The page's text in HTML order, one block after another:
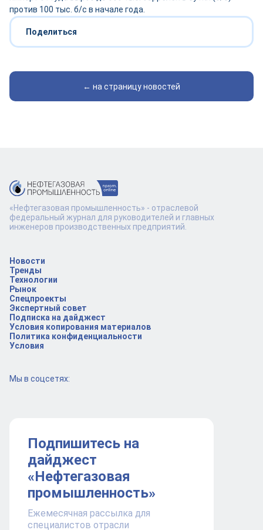
против 100 тыс. б/с в начале года.
Поделиться
← на страницу новостей
Новости
Тренды
Технологии
Рынок
Спецпроекты
Экспертный совет
Подписка на дайджест
Условия копирования материалов
Политика конфиденциальности
Условия
Мы в соцсетях:
Подпишитесь на
дайджест
«Нефтегазовая
промышленность»
Ежемесячная рассылка для
специалистов отрасли
«Нефтегазовая промышленность» - отраслевой
федеральный журнал для руководителей и главных
инженеров производственных предприятий.